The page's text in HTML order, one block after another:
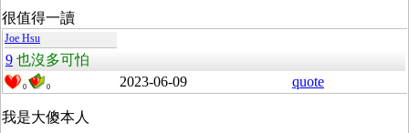
很值得一讀
Joe Hsu
9 也沒多可怕
0 0 2023-06-09 quote
我是大傻本人